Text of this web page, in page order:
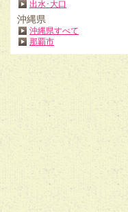
出水･大口
沖縄県
沖縄県すべて
那覇市